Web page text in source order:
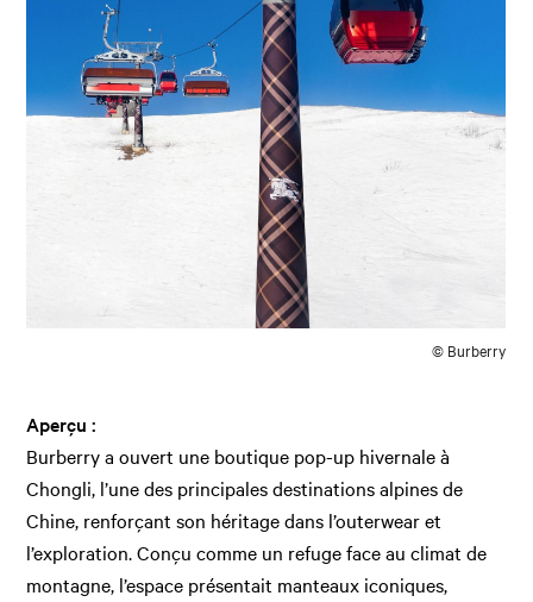
© Burberry
Aperçu :
Burberry a ouvert une boutique pop-up hivernale à
Chongli, l’une des principales destinations alpines de
Chine, renforçant son héritage dans l’outerwear et
l’exploration. Conçu comme un refuge face au climat de
montagne, l’espace présentait manteaux iconiques,